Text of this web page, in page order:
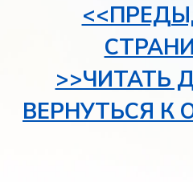
>>ЧИТАТЬ
ВЕРНУТЬСЯ К